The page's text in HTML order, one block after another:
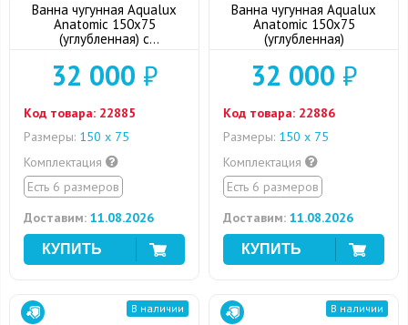
Ванна чугунная Aqualux
Anatomic 150x75
(углубленная) с
отверстиями для ручек
32 000 ₽
Код товара: 22885
Размеры: 150 х 75
Комплектация
Есть 6 размеров
Доставим: 11.08.2026
Ванна чугунная Aqualux
Anatomic 150x75
(углубленная)
32 000 ₽
Код товара: 22886
Размеры: 150 х 75
Комплектация
Есть 6 размеров
Доставим: 11.08.2026
В наличии В наличии